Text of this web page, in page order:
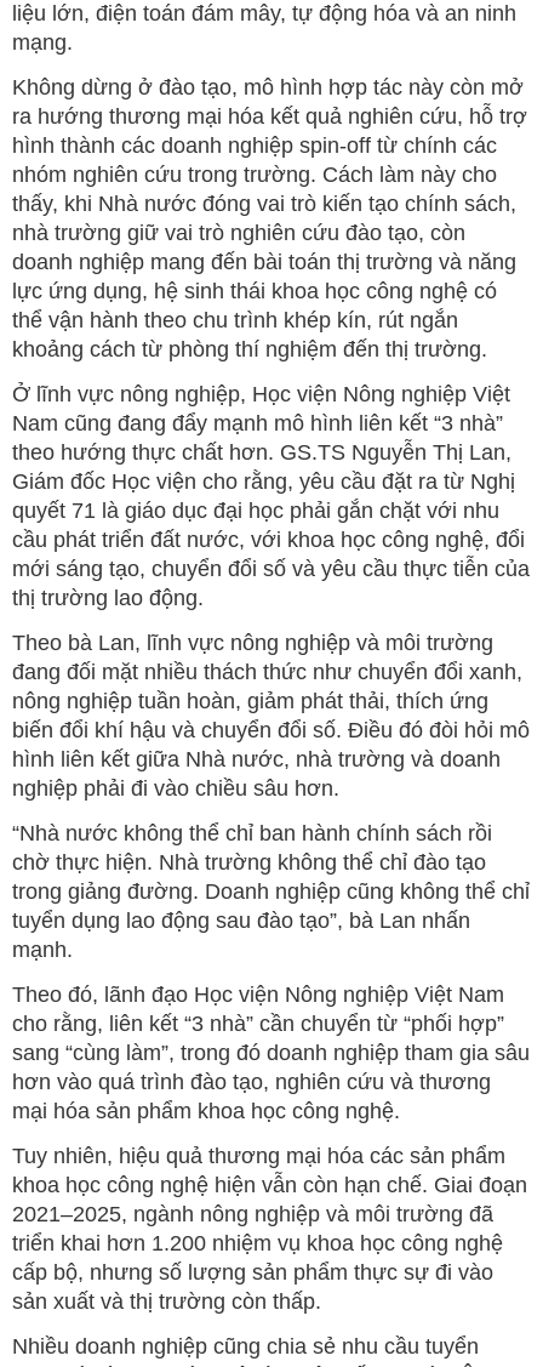
liệu lớn, điện toán đám mây, tự động hóa và an ninh
mạng.
Không dừng ở đào tạo, mô hình hợp tác này còn mở
ra hướng thương mại hóa kết quả nghiên cứu, hỗ trợ
hình thành các doanh nghiệp spin-off từ chính các
nhóm nghiên cứu trong trường. Cách làm này cho
thấy, khi Nhà nước đóng vai trò kiến tạo chính sách,
nhà trường giữ vai trò nghiên cứu đào tạo, còn
doanh nghiệp mang đến bài toán thị trường và năng
lực ứng dụng, hệ sinh thái khoa học công nghệ có
thể vận hành theo chu trình khép kín, rút ngắn
khoảng cách từ phòng thí nghiệm đến thị trường.
Ở lĩnh vực nông nghiệp, Học viện Nông nghiệp Việt
Nam cũng đang đẩy mạnh mô hình liên kết “3 nhà”
theo hướng thực chất hơn. GS.TS Nguyễn Thị Lan,
Giám đốc Học viện cho rằng, yêu cầu đặt ra từ Nghị
quyết 71 là giáo dục đại học phải gắn chặt với nhu
cầu phát triển đất nước, với khoa học công nghệ, đổi
mới sáng tạo, chuyển đổi số và yêu cầu thực tiễn của
thị trường lao động.
Theo bà Lan, lĩnh vực nông nghiệp và môi trường
đang đối mặt nhiều thách thức như chuyển đổi xanh,
nông nghiệp tuần hoàn, giảm phát thải, thích ứng
biến đổi khí hậu và chuyển đổi số. Điều đó đòi hỏi mô
hình liên kết giữa Nhà nước, nhà trường và doanh
nghiệp phải đi vào chiều sâu hơn.
“Nhà nước không thể chỉ ban hành chính sách rồi
chờ thực hiện. Nhà trường không thể chỉ đào tạo
trong giảng đường. Doanh nghiệp cũng không thể chỉ
tuyển dụng lao động sau đào tạo”, bà Lan nhấn
mạnh.
Theo đó, lãnh đạo Học viện Nông nghiệp Việt Nam
cho rằng, liên kết “3 nhà” cần chuyển từ “phối hợp”
sang “cùng làm”, trong đó doanh nghiệp tham gia sâu
hơn vào quá trình đào tạo, nghiên cứu và thương
mại hóa sản phẩm khoa học công nghệ.
Tuy nhiên, hiệu quả thương mại hóa các sản phẩm
khoa học công nghệ hiện vẫn còn hạn chế. Giai đoạn
2021–2025, ngành nông nghiệp và môi trường đã
triển khai hơn 1.200 nhiệm vụ khoa học công nghệ
cấp bộ, nhưng số lượng sản phẩm thực sự đi vào
sản xuất và thị trường còn thấp.
Nhiều doanh nghiệp cũng chia sẻ nhu cầu tuyển